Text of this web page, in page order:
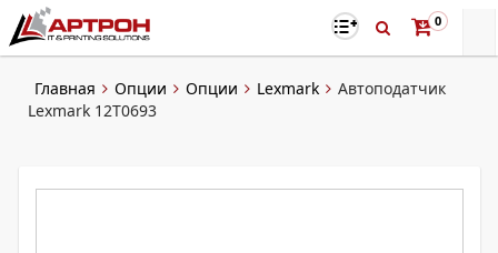
0
Главная Опции Опции Lexmark
Автоподатчик
Lexmark 12T0693